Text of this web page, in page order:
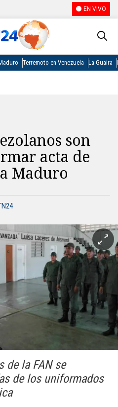
EN VIVO
Terremoto en Venezuela La Guaira
son
acta de
Maduro
de la FAN se
de los uniformados